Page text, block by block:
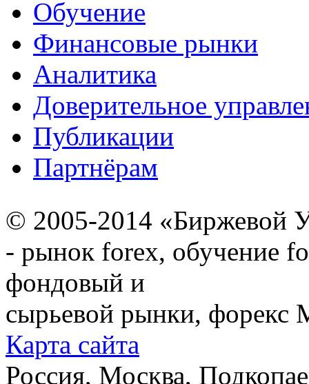
Обучение
Финансовые рынки
Аналитика
Доверительное
Публикации
Партнёрам
© 2005-2014 «Биржевой
- рынок forex, обучение
фондовый и
сырьевой рынки, форекс
Карта сайта
Россия, Москва,